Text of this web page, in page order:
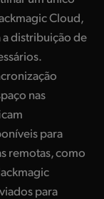
Cloud,
distribuição de
nas
para
remotas, como
para